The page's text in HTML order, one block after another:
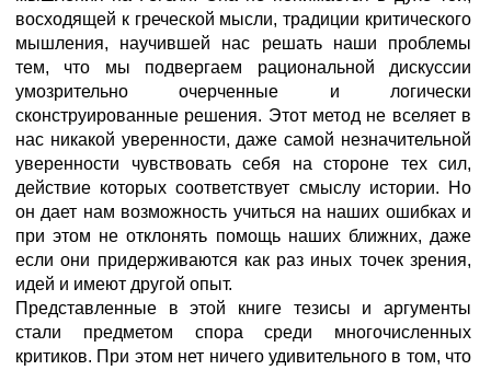
восходящей к греческой мысли, традиции критического
мышления, научившей нас решать наши проблемы
тем, что мы подвергаем рациональной дискуссии
умозрительно очерченные и логически
сконструированные решения. Этот метод не вселяет в
нас никакой уверенности, даже самой незначительной
уверенности чувствовать себя на стороне тех сил,
действие которых соответствует смыслу истории. Но
он дает нам возможность учиться на наших ошибках и
при этом не отклонять помощь наших ближних, даже
если они придерживаются как раз иных точек зрения,
идей и имеют другой опыт.
Представленные в этой книге тезисы и аргументы
стали предметом спора среди многочисленных
критиков. При этом нет ничего удивительного в том, что